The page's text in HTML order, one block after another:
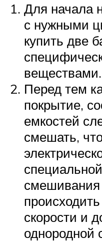
Для начала
с нужными
купить две
веществами.
Перед тем
покрытие,
емкостей
смешать,
скорости и
однородной